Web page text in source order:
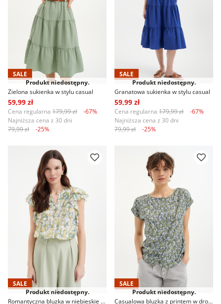
SALE
Produkt niedostępny.
Zielona sukienka w stylu casual
59,99 zł
Cena regularna 179,99 zł
-67%
Najniższa cena z 30 dni
79,99 zł
-25%
SALE
Produkt niedostępny.
Granatowa sukienka w stylu casual
59,99 zł
Cena regularna 179,99 zł
-67%
Najniższa cena z 30 dni
79,99 zł
-25%
SALE
Produkt niedostępny.
SALE
Produkt niedostępny.